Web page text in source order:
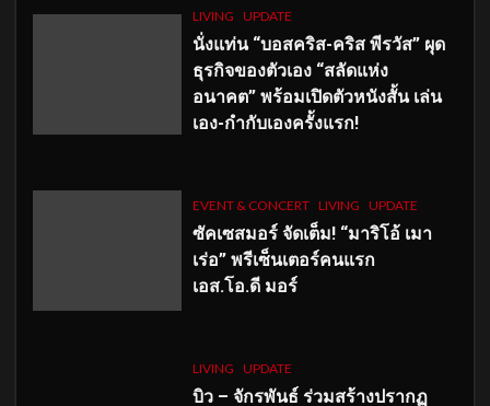
LIVING UPDATE
นั่งแท่น “บอสคริส-คริส พีรวัส” ผุด
ธุรกิจของตัวเอง “สลัดแห่ง
อนาคต” พร้อมเปิดตัวหนังสั้น เล่น
เอง-กำกับเองครั้งแรก!
EVENT & CONCERT LIVING UPDATE
ซัคเซสมอร์ จัดเต็ม! “มาริโอ้ เมา
เร่อ” พรีเซ็นเตอร์คนแรก
เอส.โอ.ดี มอร์
LIVING UPDATE
บิว – จักรพันธ์ ร่วมสร้างปรากฏ